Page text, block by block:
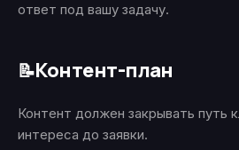
ответ под вашу задачу.
📝Контент-план
Контент должен закрывать путь
интереса до заявки.